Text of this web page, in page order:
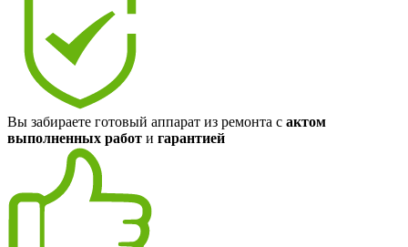
Вы забираете готовый аппарат из ремонта с актом
выполненных работ и гарантией